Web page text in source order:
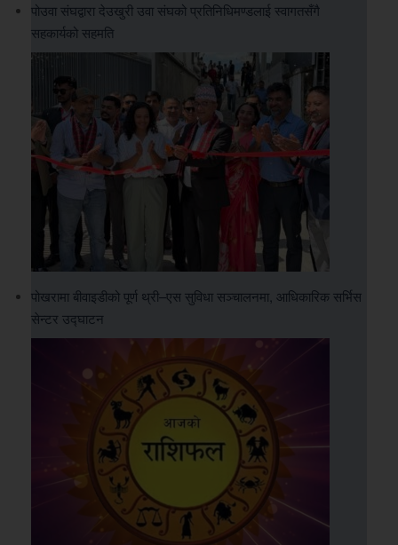
पोउवा संघद्वारा देउखुरी उवा संघको प्रतिनिधिमण्डलाई स्वागतसँगै
सहकार्यको सहमति
पोखरामा बीवाइडीको पूर्ण थ्री–एस सुविधा सञ्चालनमा, आधिकारिक सर्भिस
सेन्टर उद्घाटन